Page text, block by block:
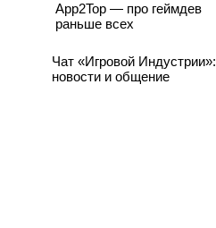
App2Top — про геймдев
раньше всех
Чат «Игровой Индустрии»:
новости и общение